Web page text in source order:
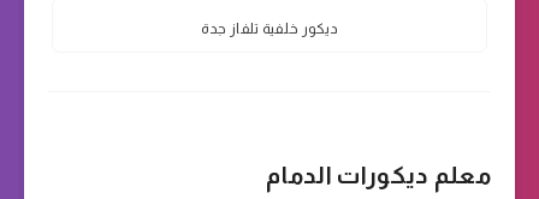
ديكور خلفية تلفاز جدة
معلم ديكورات الدمام